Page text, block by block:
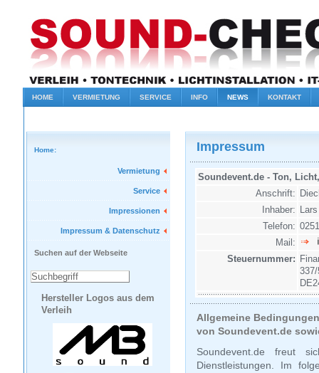
HOME VERMIETUNG SERVICE INFO NEWS KONTAKT
Impressum
Soundevent.de - Ton,
Anschrift:
Inhaber:
Telefon:
Mail:
Steuernummer:
Allgemeine
von Soundevent.de
Soundevent.de freut
Dienstleistungen. Im
Home:
Vermietung
Service
Impressionen
Impressum & Datenschutz
Suchen auf der Webseite
Hersteller Logos aus dem
Verleih